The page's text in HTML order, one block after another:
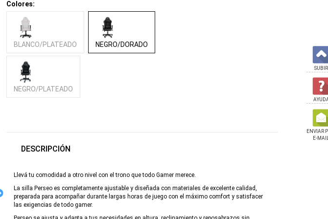
Monitor Acer 27" V277E FHD Notebook Asus Tuf C5 210h Silla Cougar Armor Elite
Colores:
BLANCO/PLATEADO NEGRO/DORADO
NEGRO/PLATEADO
DESCRIPCIÓN
Llevá tu comodidad a otro nivel con el trono que todo Gamer merece.
La silla Perseo es completamente ajustable y diseñada con materiales de excelente calidad,
preparada para acompañar durante largas horas de juego con el máximo comfort y satisfacer
las exigencias de todo gamer.
SUBIR
ENVIAR
E-